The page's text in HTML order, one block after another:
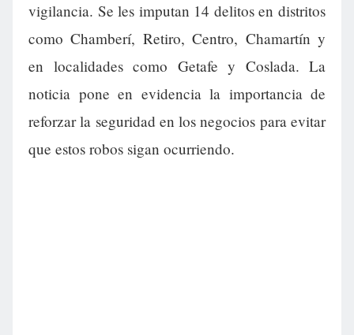
vigilancia. Se les imputan 14 delitos en distritos
como Chamberí, Retiro, Centro, Chamartín y
en localidades como Getafe y Coslada. La
noticia pone en evidencia la importancia de
reforzar la seguridad en los negocios para evitar
que estos robos sigan ocurriendo.